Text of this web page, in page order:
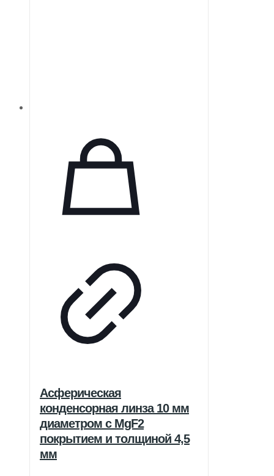
Асферическая
конденсорная линза 10 мм
диаметром с MgF2
покрытием и толщиной 4,5
мм